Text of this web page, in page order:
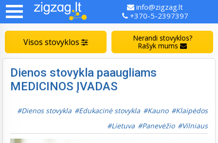
info@zigzag.lt
+370-5-2397397
Visos stovyklos
Nerandi stovyklos?
Rašyk mums
Dienos stovykla paaugliams
MEDICINOS ĮVADAS
Dienos stovykla Edukacinė stovykla Kauno
Klaipėdos
Lietuva
Panevėžio Vilniaus